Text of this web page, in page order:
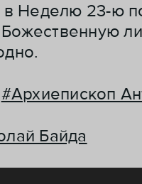
в Неделю 23-ю
#Архиепископ
Байда